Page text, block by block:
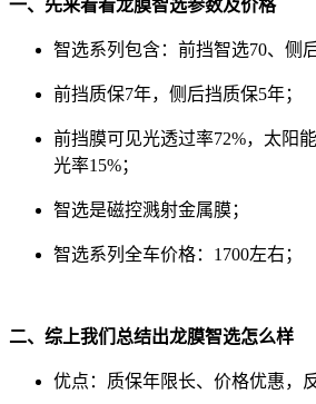
一、先来看看龙膜智选参数及价格
智选系列包含：前挡智选70、侧
前挡质保7年，侧后挡质保5年；
前挡膜可见光透过率72%，太阳
光率15%；
智选是磁控溅射金属膜；
智选系列全车价格：1700左右；
二、综上我们总结出龙膜智选怎么样
优点：质保年限长、价格优惠，